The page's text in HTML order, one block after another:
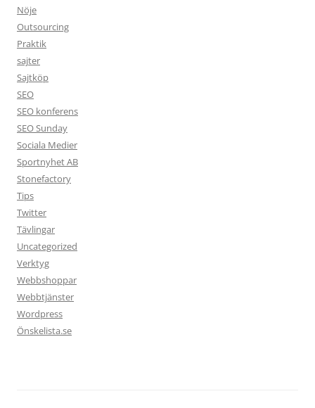
Nöje
Outsourcing
Praktik
sajter
Sajtköp
SEO
SEO konferens
SEO Sunday
Sociala Medier
Sportnyhet AB
Stonefactory
Tips
Twitter
Tävlingar
Uncategorized
Verktyg
Webbshoppar
Webbtjänster
Wordpress
Önskelista.se